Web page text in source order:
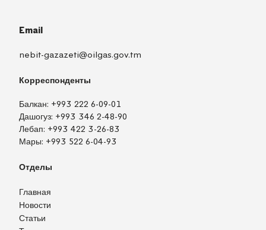
Email
nebit-gazazeti@oilgas.gov.tm
Корреспонденты
Балкан: +993 222 6-09-01
Дашогуз: +993 346 2-48-90
Лебап: +993 422 3-26-83
Мары: +993 522 6-04-93
Отделы
Главная
Новости
Статьи